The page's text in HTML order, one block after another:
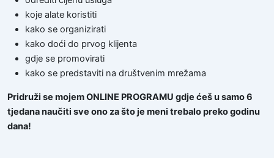
koje alate koristiti
kako se organizirati
kako doći do prvog klijenta
gdje se promovirati
kako se predstaviti na društvenim mrežama
Pridruži se mojem ONLINE PROGRAMU gdje ćeš u samo 6
tjedana naučiti sve ono za što je meni trebalo preko godinu
dana!